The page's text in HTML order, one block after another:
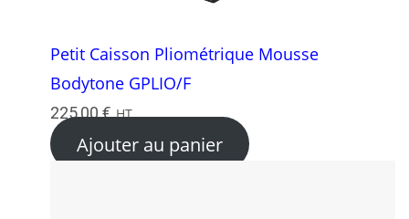
Petit Caisson Pliométrique Mousse
Bodytone GPLIO/F
225,00€ HT
Ajouter au panier